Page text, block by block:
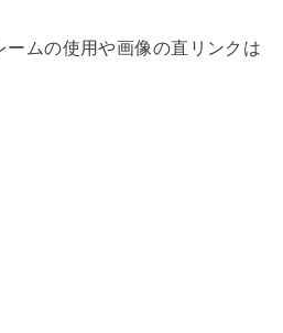
ムの使用や画像の直リンクは